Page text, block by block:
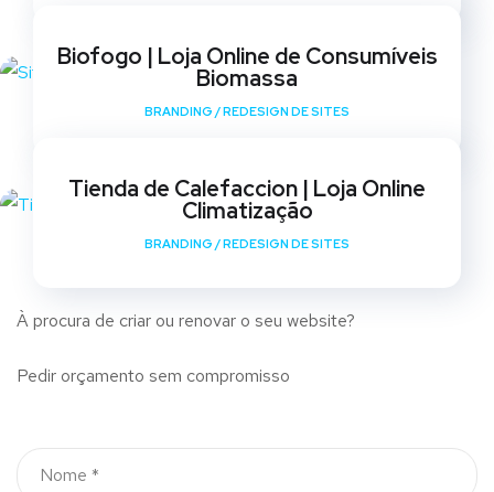
Biofogo | Loja Online de Consumíveis
Biomassa
BRANDING /REDESIGN DE SITES
Tienda de Calefaccion | Loja Online
Climatização
BRANDING /REDESIGN DE SITES
À procura de criar ou renovar o seu website?
Pedir orçamento sem compromisso